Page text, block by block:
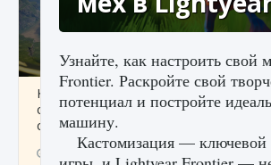
Как исправить ошибку Palworld «Идет
сохранение мира — Невозможно
сохранение данных мира»
9 августа 2024 2 511 0
Узнайте, как настроить свой
Frontier. Раскройте свой
потенциал и постройте
машину.
Кастомизация — ключевой